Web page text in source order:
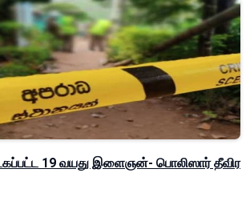
19 வயது இளைஞன்- பொலிஸார் தீவிர